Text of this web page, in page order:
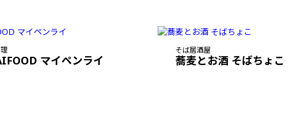
マイペンライ
そば居酒屋
蕎麦とお酒 そばちょこ